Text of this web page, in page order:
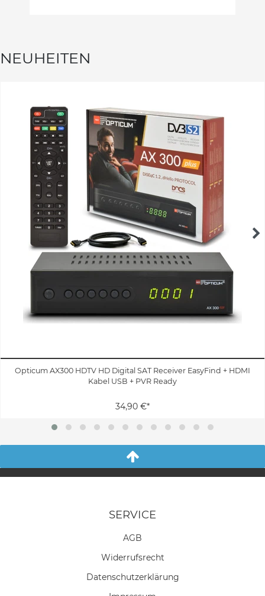
NEUHEITEN
Opticum AX300 HDTV HD Digital SAT Receiver EasyFind + HDMI
Kabel USB + PVR Ready
34,90 €*
SERVICE
AGB
Widerrufs­recht
Daten­schutz­erklärung